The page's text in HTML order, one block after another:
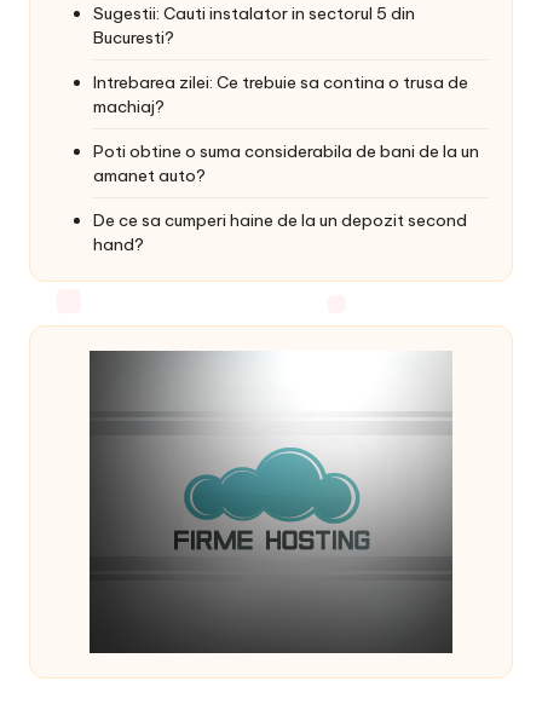
Sugestii: Cauti instalator in sectorul 5 din
Bucuresti?
Intrebarea zilei: Ce trebuie sa contina o trusa de
machiaj?
Poti obtine o suma considerabila de bani de la un
amanet auto?
De ce sa cumperi haine de la un depozit second
hand?